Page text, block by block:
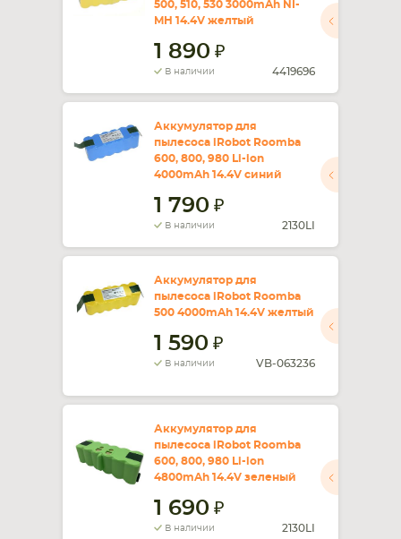
500, 510, 530 3000mAh NI-
MH 14.4V желтый
1 890
В наличии 4419696
Аккумулятор для
пылесоса iRobot Roomba
600, 800, 980 Li-ion
4000mAh 14.4V синий
1 790
В наличии 2130LI
Аккумулятор для
пылесоса iRobot Roomba
500 4000mAh 14.4V желтый
1 590
В наличии VB-063236
Аккумулятор для
пылесоса iRobot Roomba
600, 800, 980 Li-ion
4800mAh 14.4V зеленый
1 690
В наличии 2130LI